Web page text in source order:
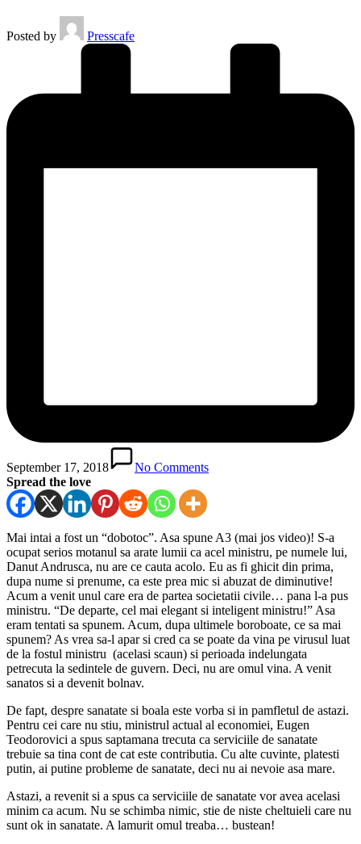
Posted by Presscafe
September 17, 2018
No Comments
Spread the love
Mai intai a fost un “dobotoc”. Asa spune A3 (mai jos video)! S-a
ocupat serios motanul sa arate lumii ca acel ministru, pe numele lui,
Danut Andrusca, nu are ce cauta acolo. Eu as fi ghicit din prima,
dupa nume si prenume, ca este prea mic si abuzat de diminutive!
Acum a venit unul care era de partea societatii civile… pana l-a pus
ministru. “De departe, cel mai elegant si inteligent ministru!” Asa
eram tentati sa spunem. Acum, dupa ultimele boroboate, ce sa mai
spunem? As vrea sa-l apar si cred ca se poate da vina pe virusul luat
de la fostul ministru (acelasi scaun) si perioada indelungata
petrecuta la sedintele de guvern. Deci, nu are omul vina. A venit
sanatos si a devenit bolnav.
De fapt, despre sanatate si boala este vorba si in pamfletul de astazi.
Pentru cei care nu stiu, ministrul actual al economiei, Eugen
Teodorovici a spus saptamana trecuta ca serviciile de sanatate
trebuie sa tina cont de cat este contributia. Cu alte cuvinte, platesti
putin, ai putine probleme de sanatate, deci nu ai nevoie asa mare.
Astazi, a revenit si a spus ca serviciile de sanatate vor avea acelasi
minim ca acum. Nu se schimba nimic, stie de niste cheltuieli care nu
sunt ok in sanatate. A lamurit omul treaba… bustean!